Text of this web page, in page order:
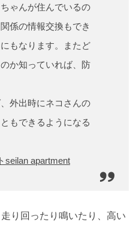
ゃんが住んでいるの
係の情報交換もでき
もなります。またど
か知っていれば、防
外出時にネコさんの
もできるようになる
seilan apartment
り回ったり鳴いたり、高い